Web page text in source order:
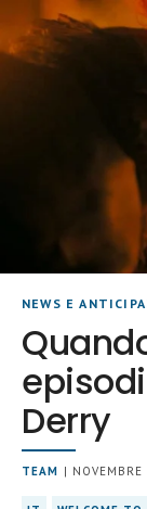
NEWS E
Derry
TEAM |